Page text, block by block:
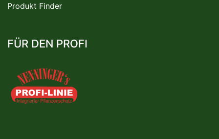
Produkt Finder
FÜR DEN PROFI